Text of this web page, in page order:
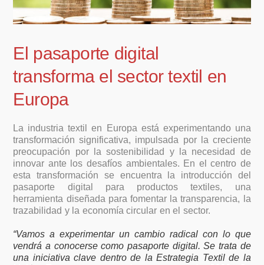
El pasaporte digital
transforma el sector textil en
Europa
La industria textil en Europa está experimentando una
transformación significativa, impulsada por la creciente
preocupación por la sostenibilidad y la necesidad de
innovar ante los desafíos ambientales. En el centro de
esta transformación se encuentra la introducción del
pasaporte digital para productos textiles, una
herramienta diseñada para fomentar la transparencia, la
trazabilidad y la economía circular en el sector.
“Vamos a experimentar un cambio radical con lo que
vendrá a conocerse como pasaporte digital. Se trata de
una iniciativa clave dentro de la Estrategia Textil de la